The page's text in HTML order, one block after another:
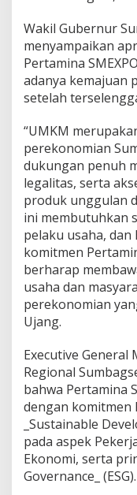
Wakil Gubernur
menyampaikan
Pertamina
adanya kemajuan
setelah
“UMKM
perekonomian
dukungan penuh
legalitas, serta
produk unggulan
ini membutuhkan
pelaku usaha, dan
komitmen
berharap
usaha dan
perekonomian
Ujang.
Executive
Regional
bahwa Pertamina
dengan komitmen
_Sustainable
pada aspek
Ekonomi, serta
Governance_ (ESG).